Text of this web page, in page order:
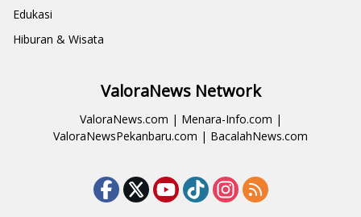
Edukasi
Hiburan & Wisata
ValoraNews Network
ValoraNews.com | Menara-Info.com |
ValoraNewsPekanbaru.com | BacalahNews.com